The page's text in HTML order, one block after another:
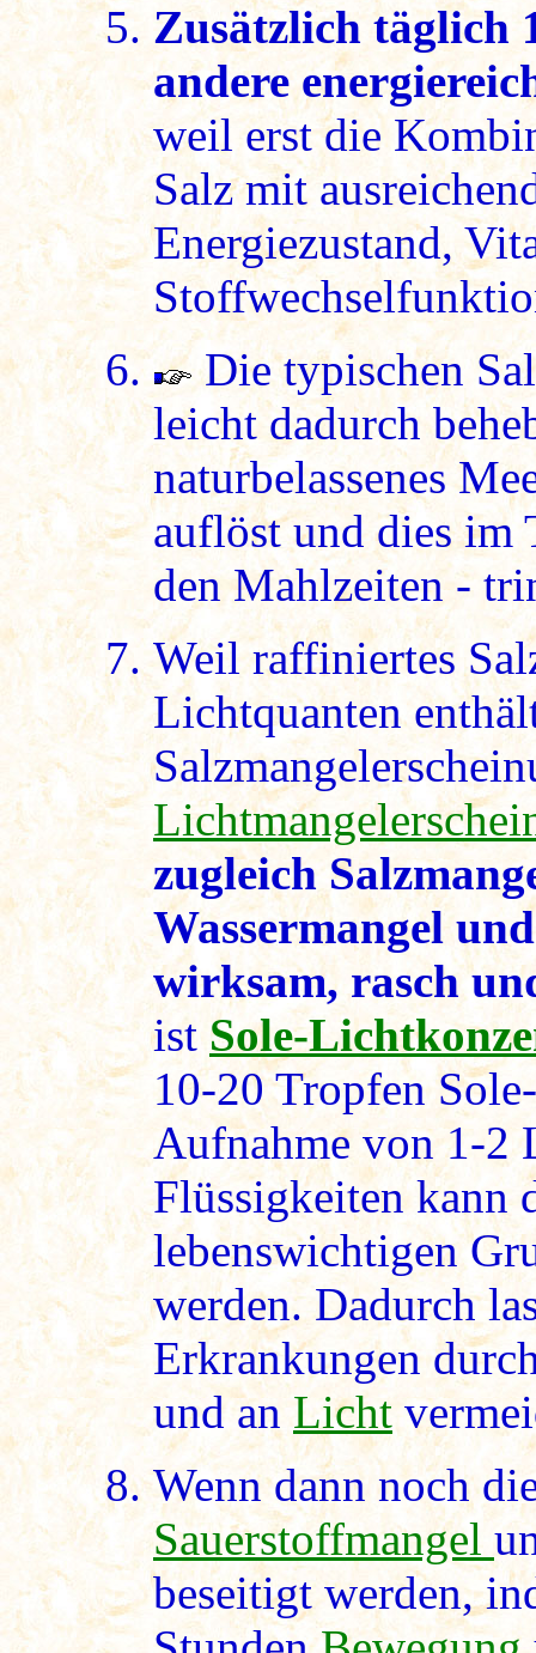
Zusätzlich täglich
andere
weil erst die
Salz mit
Energiezustand,
Die typischen
leicht dadurch
naturbelassenes
auflöst und dies im
den Mahlzeiten -
Weil raffiniertes
Lichtquanten
zugleich
Wassermangel
wirksam, rasch
ist Sole-
10-20 Tropfen
Aufnahme von 1-2
Flüssigkeiten kann
lebenswichtigen
werden. Dadurch
Erkrankungen
und an Licht
Wenn dann noch
Sauerstoffmangel
beseitigt werden,